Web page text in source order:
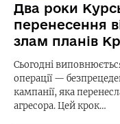
Два роки
перенесення
злам планів
Сьогодні
операції —
кампанії, яка
агресора. Цей крок…